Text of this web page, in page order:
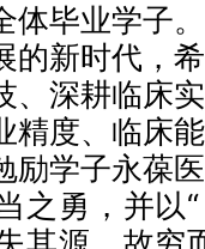
体毕业学子
的新时代，
、深耕临床
精度、临床
励学子永葆
之勇，并以